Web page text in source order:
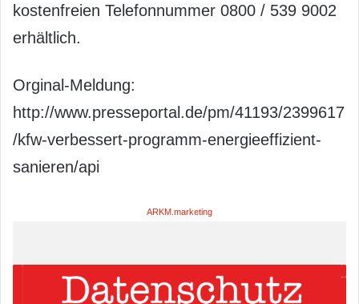
kostenfreien Telefonnummer 0800 / 539 9002
erhältlich.
Orginal-Meldung:
http://www.presseportal.de/pm/41193/2399617
/kfw-verbessert-programm-energieeffizient-
sanieren/api
ARKM.marketing